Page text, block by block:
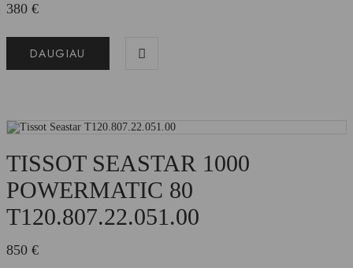
380 €
DAUGIAU
TISSOT SEASTAR 1000
POWERMATIC 80
T120.807.22.051.00
850 €